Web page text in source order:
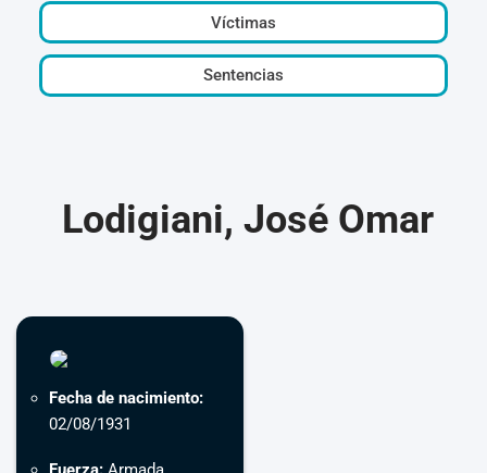
Víctimas
Sentencias
Lodigiani, José Omar
Fecha de nacimiento:
02/08/1931